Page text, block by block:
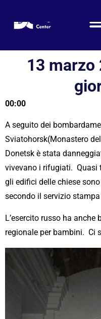
13 marzo
00:00
A seguito dei
Sviatohorsk(Monastero
Donetsk è stata
vivevano i rifugiati. Quasi
gli edifici delle chiese
secondo il servizio stampa
L’esercito russo ha
regionale per bambini. Ci